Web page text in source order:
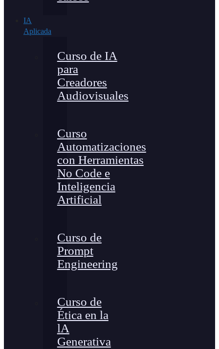
IA
Aplicada
Curso de IA
para
Creadores
Audiovisuales
Curso
Automatizaciones
con Herramientas
No Code e
Inteligencia
Artificial
Curso de
Prompt
Engineering
Curso de
Ética en la
lA
Generativa